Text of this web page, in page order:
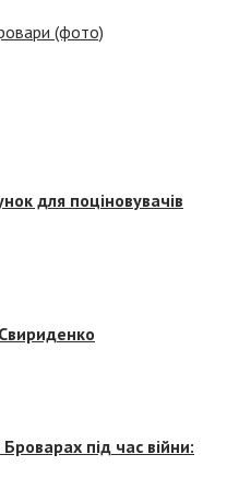
(фото)
для поціновувачів
Свириденко
під час війни: